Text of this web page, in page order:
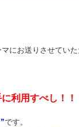
マにお送りさせてい
利用すべし！！
です。